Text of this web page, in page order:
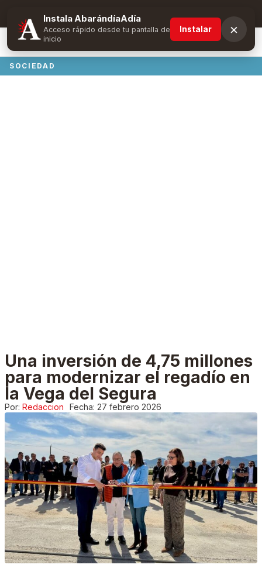
Suscríbete y obtén ventajas exclusivas
SOCIEDAD
Una inversión de 4,75 millones
para modernizar el regadío en
la Vega del Segura
Por: Redaccion Fecha: 27 febrero 2026
Instala AbarándíaAdía
Acceso rápido desde tu pantalla de
inicio
Instalar ×